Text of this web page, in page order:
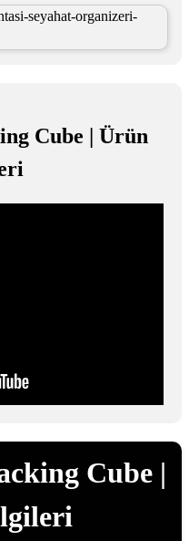
Cube | Ürün
Cube |